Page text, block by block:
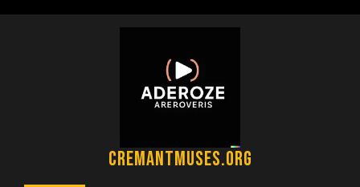
cremantmuses.org